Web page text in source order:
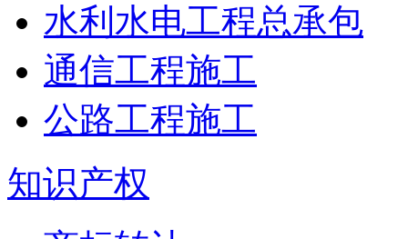
水利水电工程总承包
通信工程施工
公路工程施工
知识产权